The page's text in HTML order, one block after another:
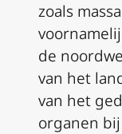
zoals
de
van het
van het
organen